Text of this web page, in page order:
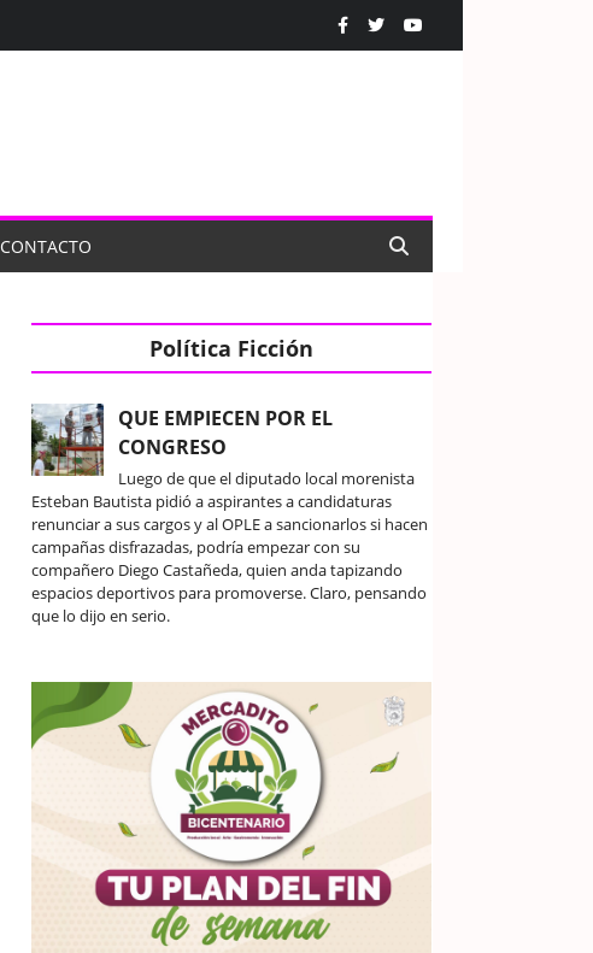
CONTACTO
Política Ficción
QUE EMPIECEN POR EL
CONGRESO
Luego de que el diputado local morenista
Esteban Bautista pidió a aspirantes a candidaturas
renunciar a sus cargos y al OPLE a sancionarlos si hacen
campañas disfrazadas, podría empezar con su
compañero Diego Castañeda, quien anda tapizando
espacios deportivos para promoverse. Claro, pensando
que lo dijo en serio.